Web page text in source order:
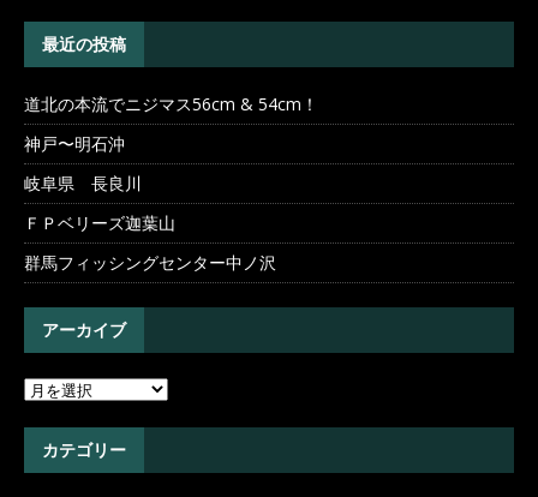
最近の投稿
道北の本流でニジマス56cm & 54cm！
神戸〜明石沖
岐阜県 長良川
ＦＰベリーズ迦葉山
群馬フィッシングセンター中ノ沢
アーカイブ
カテゴリー